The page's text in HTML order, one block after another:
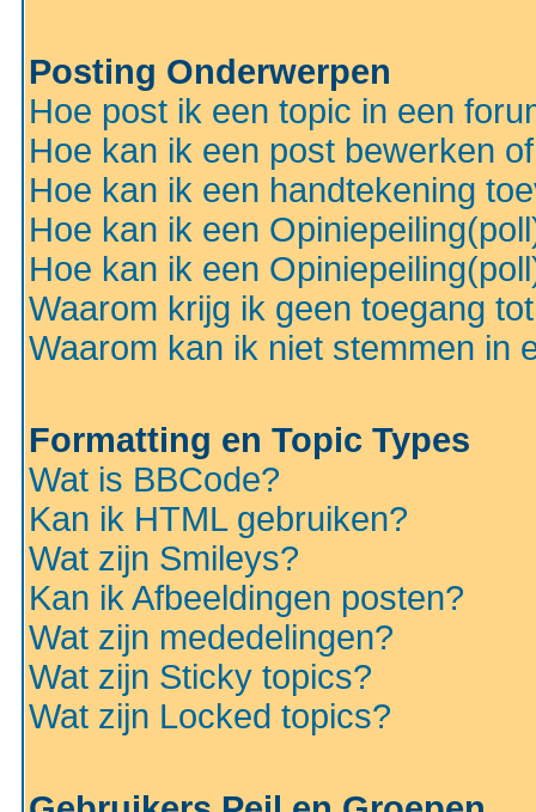
Posting Onderwerpen
Hoe post ik een topic in een
Hoe kan ik een post bewerken
Hoe kan ik een handtekening
Hoe kan ik een
Hoe kan ik een
Waarom krijg ik geen toegang
Waarom kan ik niet stemmen in
Formatting en Topic Types
Wat is BBCode?
Kan ik HTML gebruiken?
Wat zijn Smileys?
Kan ik Afbeeldingen posten?
Wat zijn mededelingen?
Wat zijn Sticky topics?
Wat zijn Locked topics?